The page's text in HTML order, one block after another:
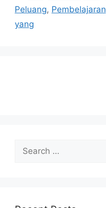
Peluang, Pembelajaran
yang
Search
for: